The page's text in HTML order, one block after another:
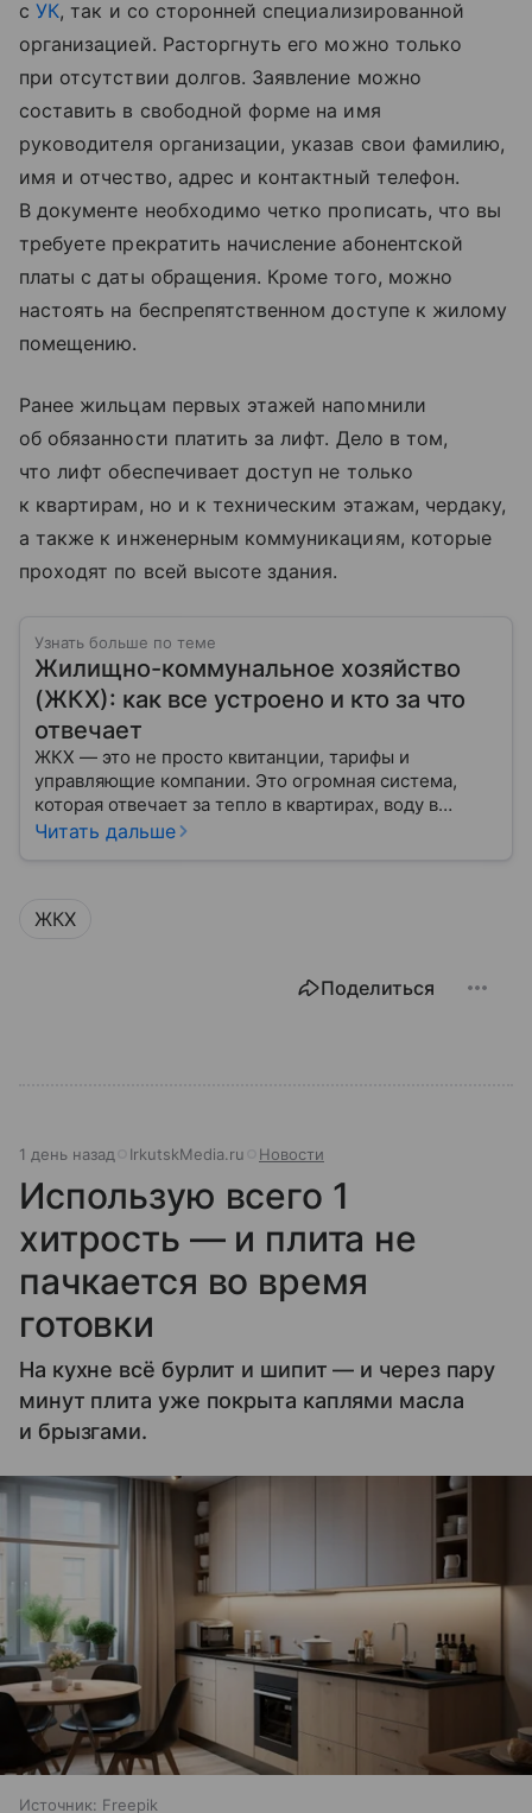
сУК, так и со сторонней специализированной
организацией. Расторгнуть его можно только
при отсутствии долгов. Заявление можно
составить в свободной форме на имя
руководителя организации, указав свои фамилию,
имя и отчество, адрес и контактный телефон.
В документе необходимо четко прописать, что вы
требуете прекратить начисление абонентской
платы с даты обращения. Кроме того, можно
настоять на беспрепятственном доступе к жилому
помещению.
Ранее жильцам первых этажей напомнили
об обязанности платить за лифт. Дело в том,
что лифт обеспечивает доступ не только
к квартирам, но и к техническим этажам, чердаку,
а также к инженерным коммуникациям, которые
проходят по всей высоте здания.
Узнать больше по теме
Жилищно-коммунальное хозяйство
(ЖКХ): как все устроено и кто за что
отвечает
ЖКХ — это не просто квитанции, тарифы и
управляющие компании. Это огромная система,
которая отвечает за тепло в квартирах, воду в
кране, освещение улиц и чистоту во дворах.
Читать дальше
ЖКХ
Поделиться
1 день назад IrkutskMedia.ru Новости
Использую всего 1
хитрость — и плита не
пачкается во время
готовки
На кухне всё бурлит и шипит — и через пару
минут плита уже покрыта каплями масла
и брызгами.
Источник: Freepik